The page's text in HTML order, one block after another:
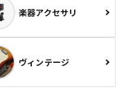
楽器アクセサリ
ヴィンテージ